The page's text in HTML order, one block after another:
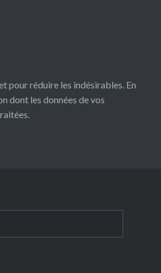
pour réduire les indésirables. En
dont les données de vos
.